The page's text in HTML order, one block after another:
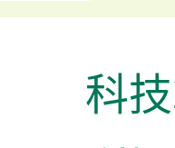
科